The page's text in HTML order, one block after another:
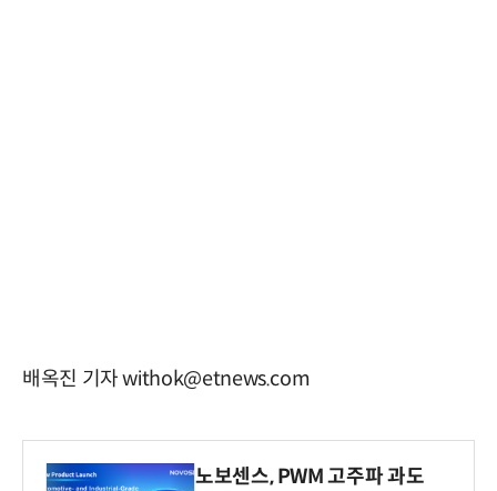
배옥진 기자 withok@etnews.com
노보센스, PWM 고주파 과도